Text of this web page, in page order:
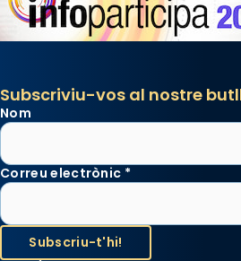
Subscriviu-vos al nostre
Nom
Correu electrònic *